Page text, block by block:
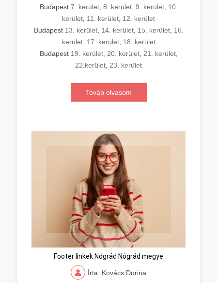
Budapest 7. kerület, 8. kerület, 9. kerület, 10.
kerület 11. kerület 12. kerület
Budapest 13. kerület, 14. kerület, 15. kerület, 16.
kerület, 17. kerület, 18. kerület
Budapest 19. kerület, 20. kerület, 21. kerület,
22.kerület 23. kerület
Továb olvasom
Footer linkek Nógrád Nógrád megye
Írta: Kovács Dorina